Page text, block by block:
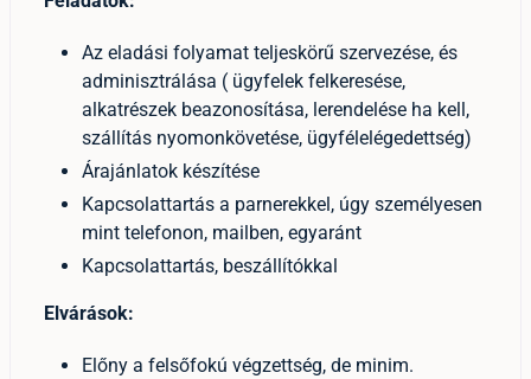
Az eladási folyamat teljeskörű szervezése, és
adminisztrálása ( ügyfelek felkeresése,
alkatrészek beazonosítása, lerendelése ha kell,
szállítás nyomonkövetése, ügyfélelégedettség)
Árajánlatok készítése
Kapcsolattartás a parnerekkel, úgy személyesen
mint telefonon, mailben, egyaránt
Kapcsolattartás, beszállítókkal
Elvárások:
Előny a felsőfokú végzettség, de minim.